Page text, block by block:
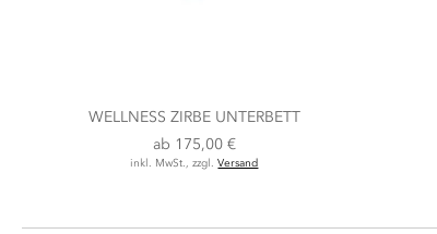
WELLNESS ZIRBE UNTERBETT
ab 175,00 €
inkl. MwSt., zzgl.Versand